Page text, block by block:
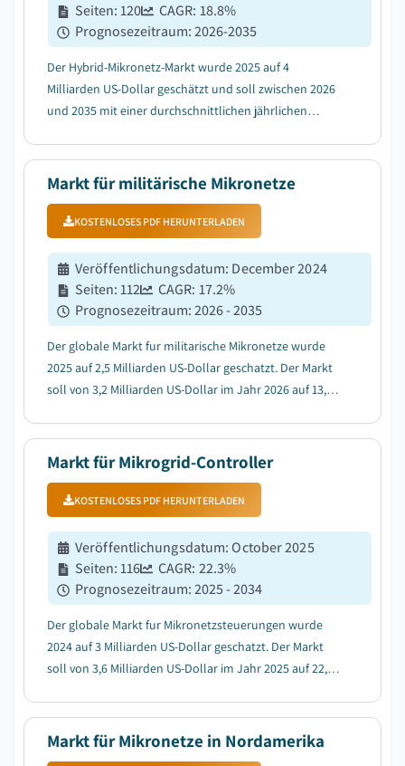
Seiten:120 CAGR: 18.8%
Prognosezeitraum:2026-2035
Der Hybrid-Mikronetz-Markt wurde 2025 auf 4
Milliarden US-Dollar geschätzt und soll zwischen 2026
und 2035 mit einer durchschnittlichen jährlichen
Stromversorgung....
Markt für militärische Mikronetze
KOSTENLOSES PDF HERUNTERLADEN
Veröffentlichungsdatum: December 2024
Seiten:112 CAGR: 17.2%
Prognosezeitraum:2026 - 2035
Der globale Markt fur militarische Mikronetze wurde
2025 auf 2,5 Milliarden US-Dollar geschatzt. Der Markt
soll von 3,2 Milliarden US-Dollar im Jahr 2026 auf 13,7
Markt für Mikrogrid-Controller
KOSTENLOSES PDF HERUNTERLADEN
Veröffentlichungsdatum:October 2025
Seiten:116 CAGR: 22.3%
Prognosezeitraum:2025 - 2034
Der globale Markt fur Mikronetzsteuerungen wurde
2024 auf 3 Milliarden US-Dollar geschatzt. Der Markt
soll von 3,6 Milliarden US-Dollar im Jahr 2025 auf 22,4
von 22,3 % laut Global Market Insights...
Markt für Mikronetze in Nordamerika